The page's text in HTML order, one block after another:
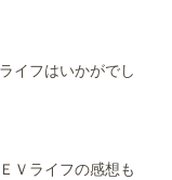
イフはいかがでし
Ｖライフの感想も